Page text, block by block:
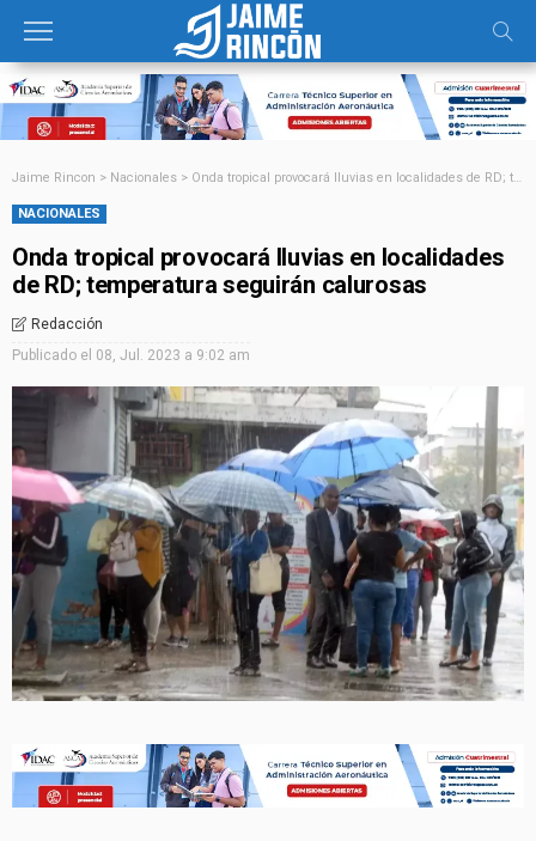
Jaime Rincon > Nacionales > Onda tropical provocará lluvias en localidades de RD; temperatura seguirán calurosas
NACIONALES
Onda tropical provocará lluvias en localidades
de RD; temperatura seguirán calurosas
Redacción
Publicado el 08, Jul. 2023 a 9:02 am